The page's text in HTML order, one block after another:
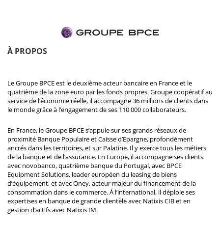
À PROPOS
Le Groupe BPCE est le deuxième acteur bancaire en France et le
quatrième de la zone euro par les fonds propres. Groupe coopératif au
service de l’économie réelle, il accompagne 36 millions de clients dans
le monde grâce à l’engagement de ses 110 000 collaborateurs.
En France, le Groupe BPCE s’appuie sur ses grands réseaux de
proximité Banque Populaire et Caisse d’Epargne, profondément
ancrés dans les territoires, et sur Palatine. Il y exerce tous les métiers
de la banque et de l’assurance. En Europe, il accompagne ses clients
avec novobanco, quatrième banque du Portugal, avec BPCE
Equipment Solutions, leader européen du leasing de biens
d’équipement, et avec Oney, acteur majeur du financement de la
consommation dans le commerce. À l’international, il déploie ses
expertises en banque de grande clientèle avec Natixis CIB et en
gestion d’actifs avec Natixis IM.